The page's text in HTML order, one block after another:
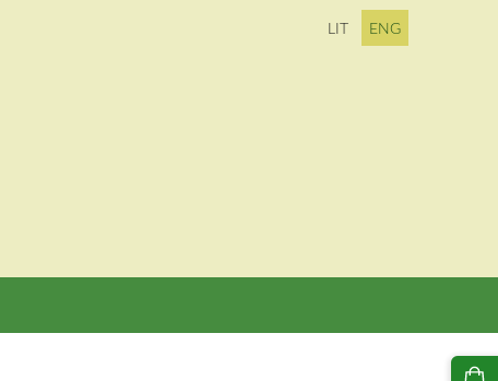
LIT ENG